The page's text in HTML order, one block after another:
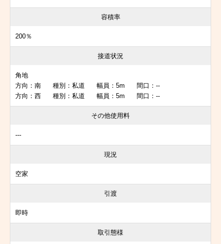
容積率
200％
接道状況
角地
方向：南 種別：私道 幅員：5m 間口：--
方向：西 種別：私道 幅員：5m 間口：--
その他使用料
---
現況
空家
引渡
即時
取引態様